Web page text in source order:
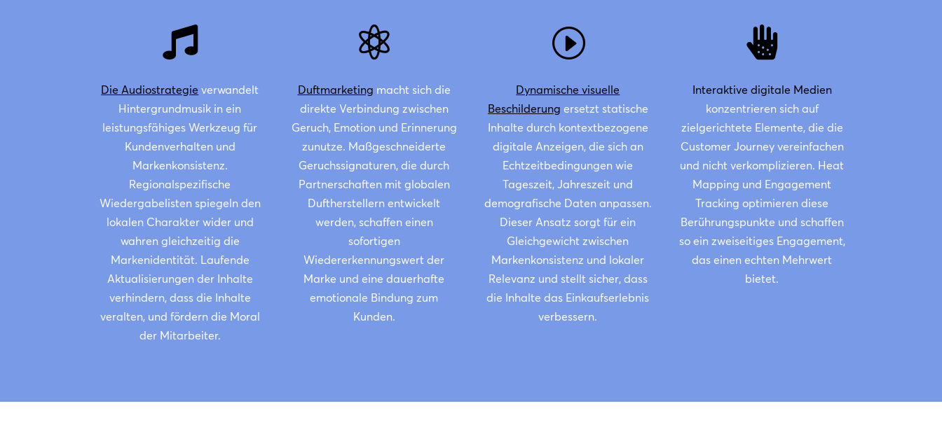

Die Audiostrategie verwandelt
Hintergrundmusik in ein
leistungsfähiges Werkzeug für
Kundenverhalten und
Markenkonsistenz.
Regionalspezifische
Wiedergabelisten spiegeln den
lokalen Charakter wider und
wahren gleichzeitig die
Markenidentität. Laufende
Aktualisierungen der Inhalte
verhindern, dass die Inhalte
veralten, und fördern die Moral
der Mitarbeiter.

Duftmarketing macht sich die
direkte Verbindung zwischen
Geruch, Emotion und Erinnerung
zunutze. Maßgeschneiderte
Geruchssignaturen, die durch
Partnerschaften mit globalen
Duftherstellern entwickelt
werden, schaffen einen
sofortigen
Wiedererkennungswert der
Marke und eine dauerhafte
emotionale Bindung zum
Kunden.
I
Dynamische visuelle
Beschilderung ersetzt statische
Inhalte durch kontextbezogene
digitale Anzeigen, die sich an
Echtzeitbedingungen wie
Tageszeit, Jahreszeit und
demografische Daten anpassen.
Dieser Ansatz sorgt für ein
Gleichgewicht zwischen
Markenkonsistenz und lokaler
Relevanz und stellt sicher, dass
die Inhalte das Einkaufserlebnis
verbessern.

Interaktive digitale Medien
konzentrieren sich auf
zielgerichtete Elemente, die die
Customer Journey vereinfachen
und nicht verkomplizieren. Heat
Mapping und Engagement
Tracking optimieren diese
Berührungspunkte und schaffen
so ein zweiseitiges Engagement,
das einen echten Mehrwert
bietet.